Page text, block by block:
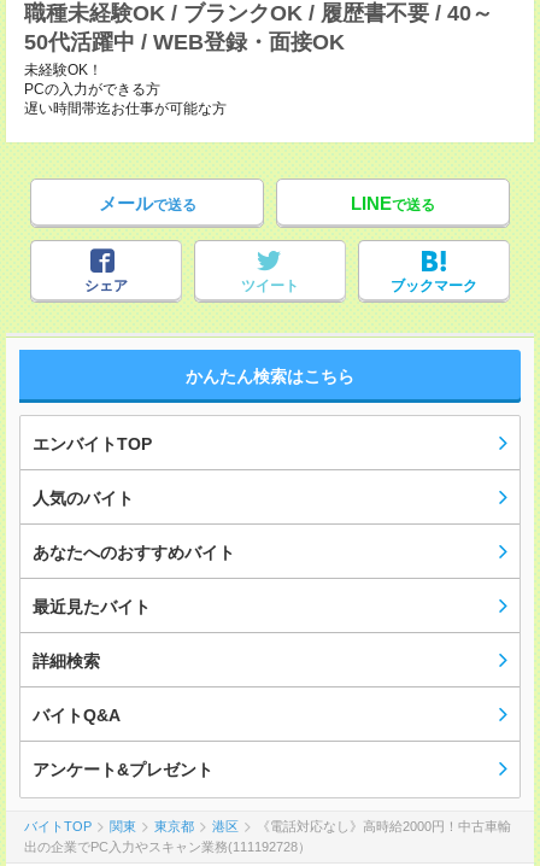
職種未経験OK / ブランクOK / 履歴書不要 / 40～
50代活躍中 / WEB登録・面接OK
未経験OK！
PCの入力ができる方
遅い時間帯迄お仕事が可能な方
メールで送る LINEで送る
シェア ツイート ブックマーク
かんたん検索はこちら
エンバイトTOP
人気のバイト
あなたへのおすすめバイト
最近見たバイト
詳細検索
バイトQ&A
アンケート&プレゼント
バイトTOP 関東 東京都 港区
《電話対応なし》高時給2000円！中古車輸
出の企業でPC入力やスキャン業務(111192728）